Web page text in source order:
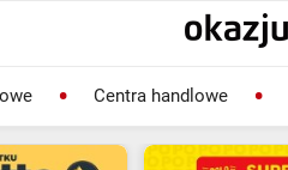
Centra handlowe